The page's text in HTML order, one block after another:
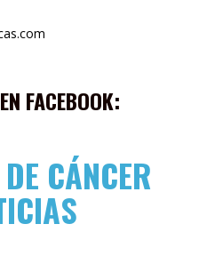
FACEBOOK:
CÁNCER